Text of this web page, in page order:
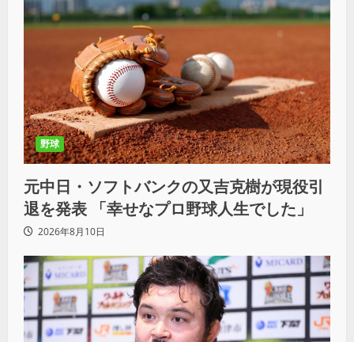
野球
元中日・ソフトバンクの又吉克樹が現役引
退を発表 「幸せなプロ野球人生でした」
2026年8月10日